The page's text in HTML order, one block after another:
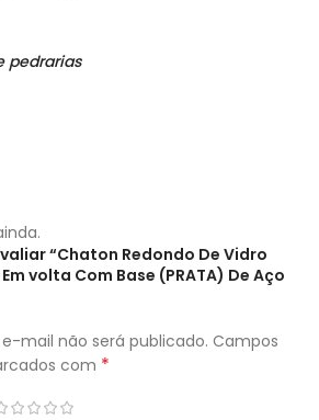
pedrarias
“Chaton Redondo De Vidro
volta Com Base (PRATA) De Aço
mail não será publicado. Campos
com *